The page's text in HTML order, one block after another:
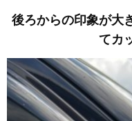
後ろからの印象が大
てカ